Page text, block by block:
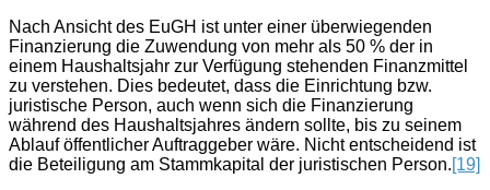
Nach Ansicht des EuGH ist unter einer überwiegenden
Finanzierung die Zuwendung von mehr als 50 % der in
einem Haushaltsjahr zur Verfügung stehenden Finanzmittel
zu verstehen. Dies bedeutet, dass die Einrichtung bzw.
juristische Person, auch wenn sich die Finanzierung
während des Haushaltsjahres ändern sollte, bis zu seinem
Ablauf öffentlicher Auftraggeber wäre. Nicht entscheidend ist
die Beteiligung am Stammkapital der juristischen Person.[19]